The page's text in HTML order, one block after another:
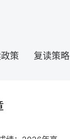
策 复读策略